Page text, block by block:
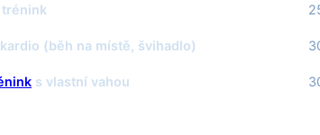
trénink
(běh na místě, švihadlo)
s vlastní vahou